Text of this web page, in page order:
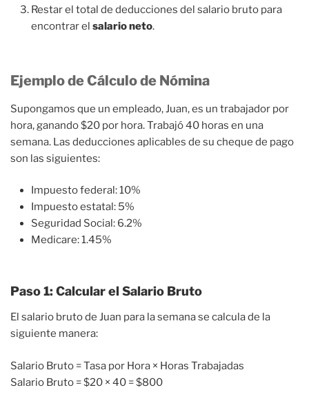
Restar el total de deducciones del salario bruto para
encontrar el salario neto.
Ejemplo de Cálculo de Nómina
Supongamos que un empleado, Juan, es un trabajador por
hora, ganando $20 por hora. Trabajó 40 horas en una
semana. Las deducciones aplicables de su cheque de pago
son las siguientes:
Impuesto federal: 10%
Impuesto estatal: 5%
Seguridad Social: 6.2%
Medicare: 1.45%
Paso 1: Calcular el Salario Bruto
El salario bruto de Juan para la semana se calcula de la
siguiente manera:
Salario Bruto = Tasa por Hora × Horas Trabajadas
Salario Bruto = $20 × 40 = $800